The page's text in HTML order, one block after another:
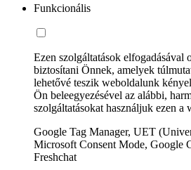
Funkcionális
Ezen szolgáltatások
biztosítani Önnek, amelyek
lehetővé teszik weboldalunk
Ön beleegyezésével az alábbi,
szolgáltatásokat használjuk ezen a
Google Tag Manager, UET
Microsoft Consent Mode, Google
Freshchat